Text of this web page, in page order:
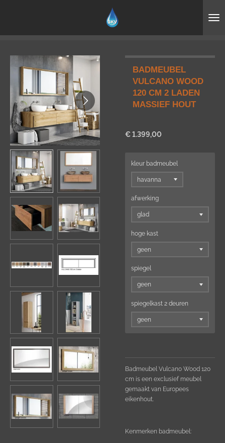
BADMEUBEL
VULCANO WOOD
120 CM 2 LADEN
MASSIEF HOUT
€ 1.399,00
kleur badmeubel
afwerking
hoge kast
spiegel
spiegelkast 2 deuren
Badmeubel Vulcano Wood 120
cm is een exclusief meubel
gemaakt van Europees
eikenhout.
Kenmerken badmeubel: